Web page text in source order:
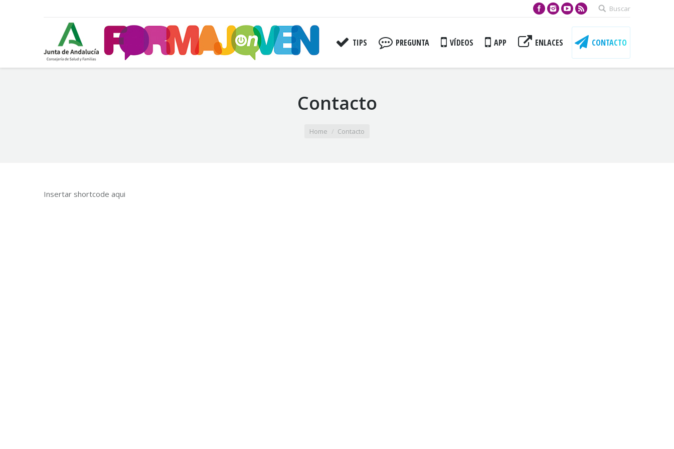
Buscar
TIPS PREGUNTA VÍDEOS APP ENLACES CONTACTO
Contacto
Home Contacto
Insertar shortcode aqui